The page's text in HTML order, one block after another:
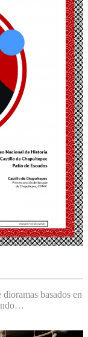
basados en